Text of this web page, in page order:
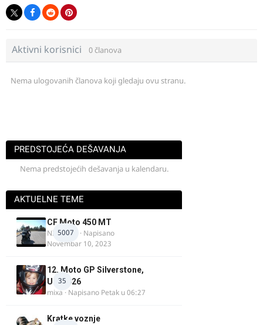
Aktivni korisnici 0 članova
Nema ulogovanih članova koji gledaju ovu stranu.
PREDSTOJEĆA DEŠAVANJA
Nema predstojećih dešavanja u kalendaru.
AKTUELNE TEME
5007
CF Moto 450 MT
NIKOLA 1
· Napisano
Novembar 10, 2023
35
12. Moto GP Silverstone,
UK, 2026
mixa · Napisano Petak u 06:27
Kratke voznje